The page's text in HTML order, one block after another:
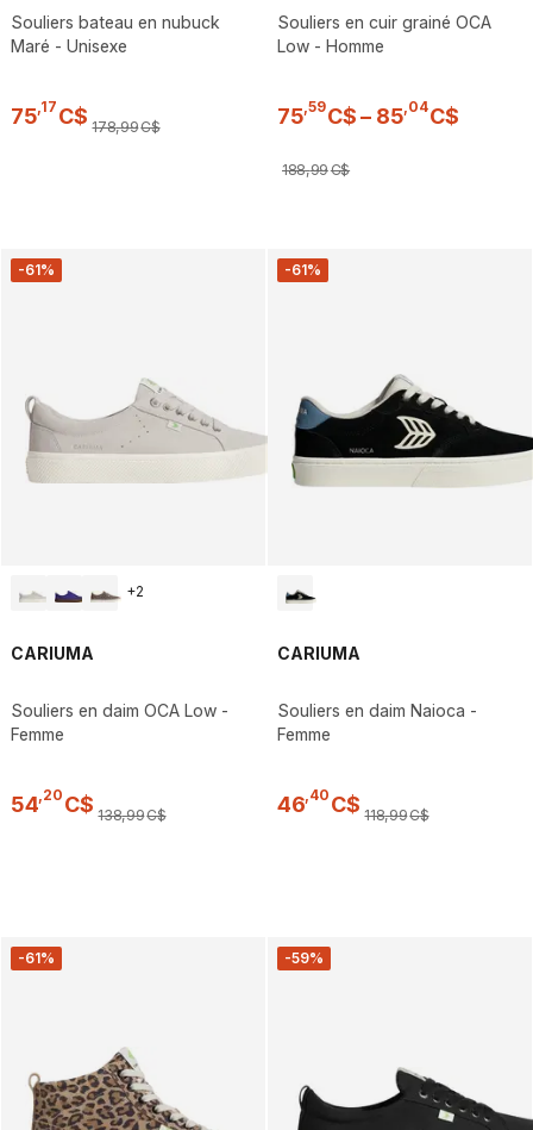
Souliers bateau en nubuck
Maré - Unisexe
75 17 C$ 178,99C$
Souliers en cuir grainé OCA
Low - Homme
75 59C$ – 85 04C$
188,99C$
-61%
+2
CARIUMA
Souliers en daim OCA Low -
Femme
54 20 C$ 138,99C$
-61%
CARIUMA
Souliers en daim Naioca -
Femme
46 40 C$ 118,99C$
-61% -59%